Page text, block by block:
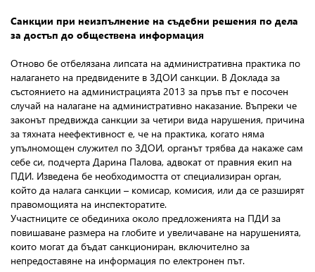
Санкции при неизпълнение на съдебни решения по дела
за достъп до обществена информация
Отново бе отбелязана липсата на административна практика по
налагането на предвидените в ЗДОИ санкции. В Доклада за
състоянието на администрацията 2013 за пръв път е посочен
случай на налагане на административно наказание. Въпреки че
законът предвижда санкции за четири вида нарушения, причина
за тяхната неефективност е, че на практика, когато няма
упълномощен служител по ЗДОИ, органът трябва да накаже сам
себе си, подчерта Дарина Палова, адвокат от правния екип на
ПДИ. Изведена бе необходимостта от специализиран орган,
който да налага санкции – комисар, комисия, или да се разширят
правомощията на инспекторатите.
Участниците се обединиха около предложенията на ПДИ за
повишаване размера на глобите и увеличаване на нарушенията,
които могат да бъдат санкциониран, включително за
непредоставяне на информация по електронен път.